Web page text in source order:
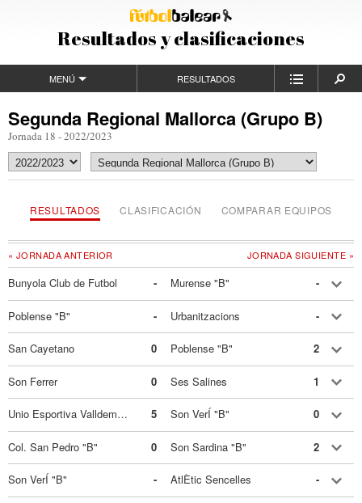
Resultados y clasificaciones
MENÚ RESULTADOS
Segunda Regional Mallorca (Grupo B)
Jornada 18 - 2022/2023
RESULTADOS CLASIFICACIÓN COMPARAR EQUIPOS
JORNADA SIGUIENTE »
« JORNADA ANTERIOR
Bunyola Club de Futbol - Murense "B" -
Poblense "B" - Urbanitzacions -
San Cayetano 0 Poblense "B" 2
Son Ferrer 0 Ses Salines 1
Unio Esportiva Valldemossa 5 Son VerÍ "B" 0
Col. San Pedro "B" 0 Son Sardina "B" 2
Son VerÍ "B" - AtlÈtic Sencelles -